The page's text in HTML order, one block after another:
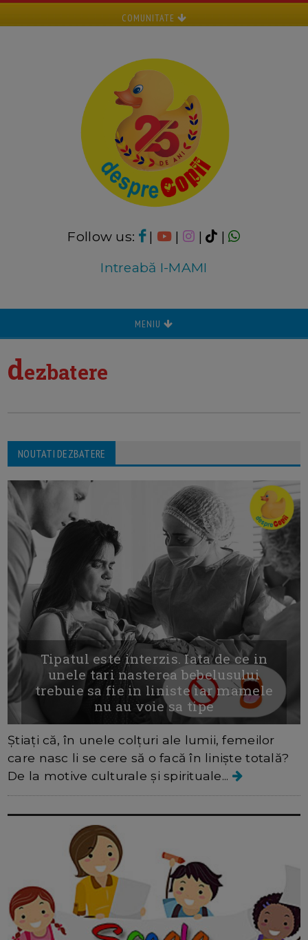
COMUNITATE
Follow us: | | |
|
Intreabă I-MAMI
MENIU
dezbatere
NOUTATI DEZBATERE
Tipatul este interzis. Iata de ce in
unele tari nasterea bebelusului
trebuie sa fie in liniste iar mamele
nu au voie sa tipe
Știați că, în unele colțuri ale lumii, femeilor
care nasc li se cere să o facă în liniște totală?
De la motive culturale și spirituale...